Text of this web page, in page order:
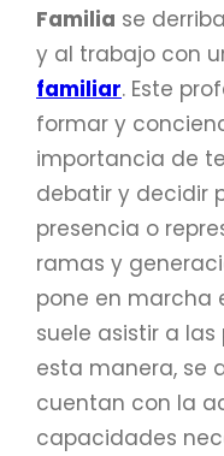
Familia se
y al trabajo con
familiar. Este
formar y
importancia de
debatir y decidir
presencia o
ramas y
pone en marcha
suele asistir a las
esta manera, se
cuentan con la
capacidades